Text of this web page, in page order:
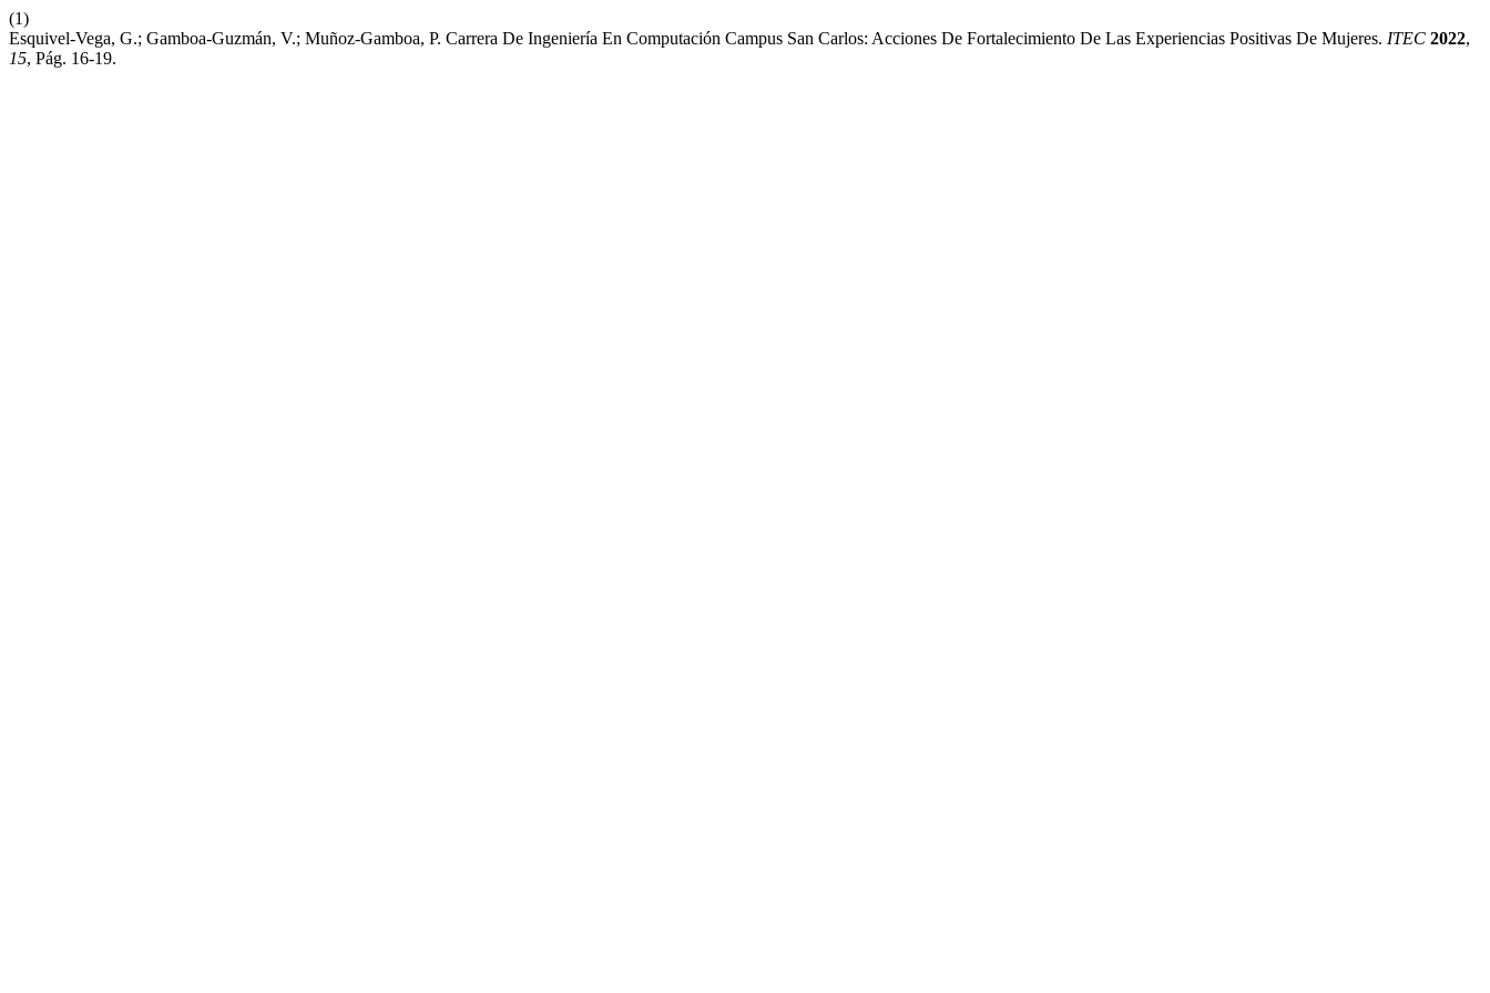
(1)
Esquivel-Vega, G.; Gamboa-Guzmán, V.; Muñoz-Gamboa, P. Carrera De Ingeniería En Computación Campus San Carlos: Acciones De Fortalecimiento De Las Experiencias Positivas De Mujeres. ITEC 2022,
15, Pág. 16-19.